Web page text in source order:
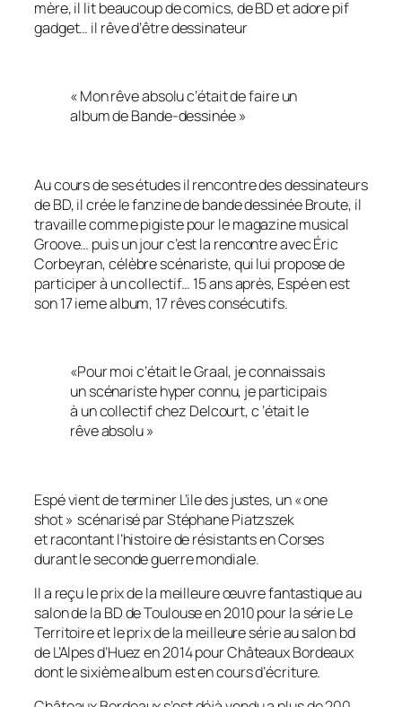
mère, il lit beaucoup de comics, de BD et adore pif
gadget… il rêve d’être dessinateur
«Mon rêve absolu c’était de faire un
album de Bande-dessinée»
Au cours de ses études il rencontre des dessinateurs
de BD, il crée le fanzine de bande dessinée Broute, il
travaille comme pigiste pour le magazine musical
Groove… puis un jour c’est la rencontre avec Éric
Corbeyran, célèbre scénariste, qui lui propose de
participer à un collectif… 15 ans après, Espé en est
son 17 ieme album, 17 rêves consécutifs.
«Pour moi c’était le Graal, je connaissais
un scénariste hyper connu, je participais
à un collectif chez Delcourt, c ‘était le
rêve absolu»
Espé vient de terminer L’ile des justes, un « one
shot » scénarisé par Stéphane Piatzszek
et racontant l’histoire de résistants en Corses
durant le seconde guerre mondiale.
Il a reçu le prix de la meilleure œuvre fantastique au
salon de la BD de Toulouse en 2010 pour la série Le
Territoire et le prix de la meilleure série au salon bd
de L’Alpes d’Huez en 2014 pour Châteaux Bordeaux
dont le sixième album est en cours d’écriture.